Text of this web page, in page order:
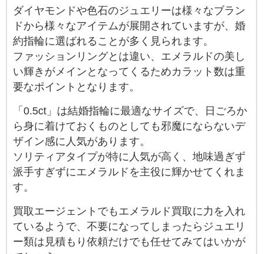
ダイヤモンドや色石のジュエリーは様々なブラン
ドから様々なアイテムが展開されていますが、婚
約指輪に選ばれることが多く見られます。
ファッションリングとは違い、エメラルドの美し
い輝きがメインとなってくるためカラット数は重
要なポイントとなります。
「0.5ct」は結婚指輪に最適なサイズで、日ごろか
ら身に着けておくものとしても邪魔にならないデ
ザイン感に人気があります。
ソリティアタイプが特に人気が高く、地味過ぎず
派手すぎずにエメラルドを主役に輝かせてくれま
す。
買取エージェントでもエメラルド買取に力を入れ
ているようで、不要になってしまったらジュエリ
ー類は見積もり依頼だけでも任せてみてはいかが